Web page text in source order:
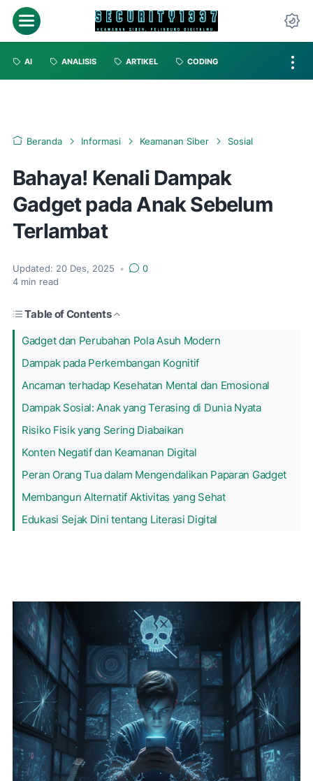
AI ANALISIS ARTIKEL CODING
Beranda Informasi Keamanan Siber Sosial
Bahaya! Kenali Dampak
Gadget pada Anak Sebelum
Terlambat
Updated: 20 Des, 2025 •
0
4 min read
Table of Contents
Gadget dan Perubahan Pola Asuh Modern
Dampak pada Perkembangan Kognitif
Ancaman terhadap Kesehatan Mental dan Emosional
Dampak Sosial: Anak yang Terasing di Dunia Nyata
Risiko Fisik yang Sering Diabaikan
Konten Negatif dan Keamanan Digital
Peran Orang Tua dalam Mengendalikan Paparan Gadget
Membangun Alternatif Aktivitas yang Sehat
Edukasi Sejak Dini tentang Literasi Digital